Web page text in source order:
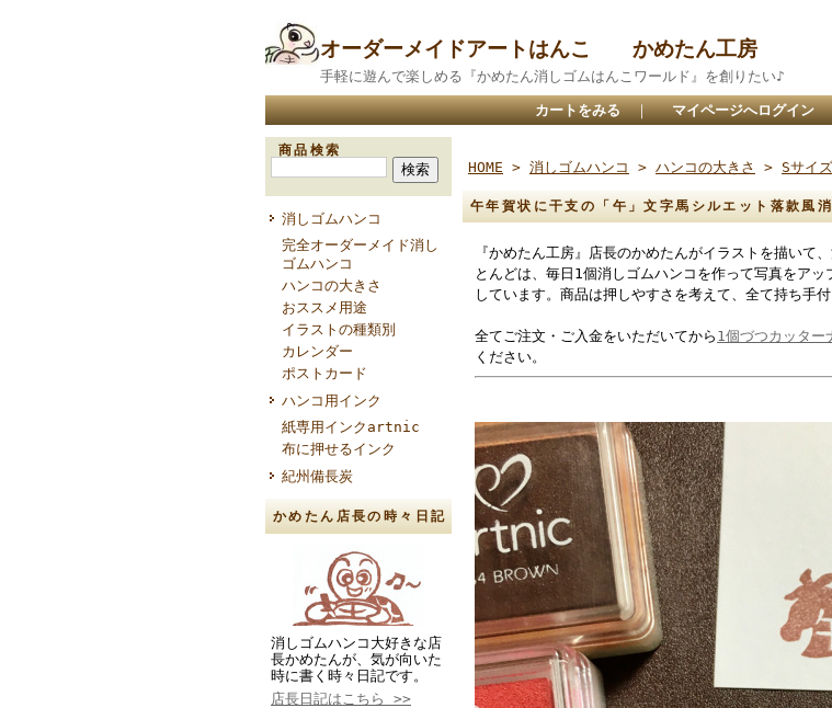
オーダーメイドアートはんこ かめたん工房
手軽に遊んで楽しめる『かめたん消しゴムはんこワールド』を創りたい♪
カートをみる ｜ マイページへログイン
商品検索
消しゴムハンコ
完全オーダーメイド消し
ゴムハンコ
ハンコの大きさ
おススメ用途
イラストの種類別
カレンダー
ポストカード
ハンコ用インク
紙専用インクartnic
布に押せるインク
紀州備長炭
かめたん店長の時々日記
消しゴムハンコ大好きな店
長かめたんが、気が向いた
時に書く時々日記です。
店長日記はこちら >>
HOME > 消しゴムハンコ > ハンコの大きさ > Sサイズ
午年賀状に干支の「午」文字馬シルエット落款風
『かめたん工房』店長のかめたんがイラストを描いて
とんどは、毎日1個消しゴムハンコを作って写真をアッ
しています。商品は押しやすさを考えて、全て持ち手付
全てご注文・ご入金をいただいてから 1個づつカッター
ください。